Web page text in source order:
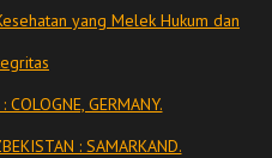
yang Melek Hukum dan
GERMANY.
: SAMARKAND.